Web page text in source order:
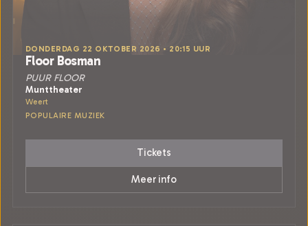
DONDERDAG 22 OKTOBER 2026 • 20:15 UUR
Floor Bosman
PUUR FLOOR
Munttheater
Weert
POPULAIRE MUZIEK
Tickets
Meer info